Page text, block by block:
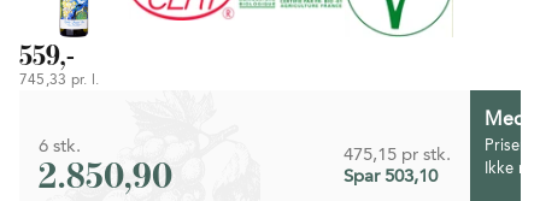
559,-
745,33 pr. l.
6 stk.
2.850,90
475,15 pr stk.
Spar 503,10
Prisen
Ikke